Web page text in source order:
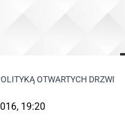
OTWARTYCH
19:20